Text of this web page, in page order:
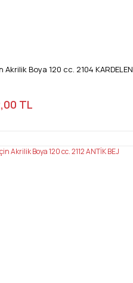
Boya 120 cc. 2104 KARDELEN
TL